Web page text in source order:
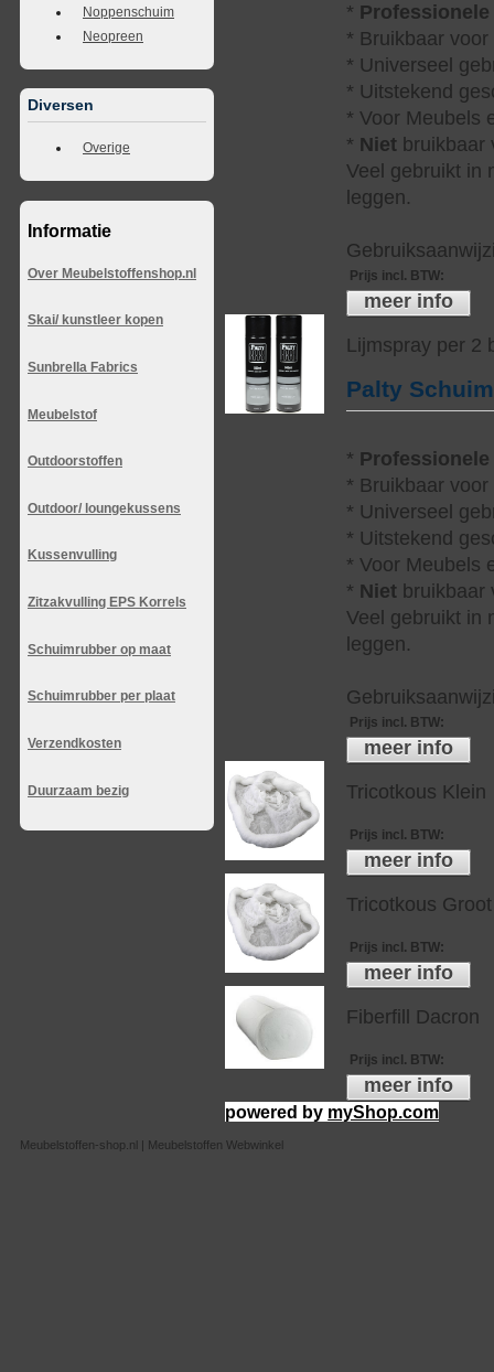
Noppenschuim
Neopreen
Diversen
Overige
Informatie
Over Meubelstoffenshop.nl
Skai/ kunstleer kopen
Sunbrella Fabrics
Meubelstof
Outdoorstoffen
Outdoor/ loungekussens
Kussenvulling
Zitzakvulling EPS Korrels
Schuimrubber op maat
Schuimrubber per plaat
Verzendkosten
Duurzaam bezig
* Professionele
* Bruikbaar
* Universeel
* Uitstekend
* Voor Meubels
* Niet bruikbaar
Veel gebruikt in
leggen.
Prijs incl. BTW:
meer info
Lijmspray per 2
Palty
* Professionele
* Bruikbaar
* Universeel
* Uitstekend
* Voor Meubels
* Niet bruikbaar
Veel gebruikt in
leggen.
Prijs incl. BTW:
meer info
Tricotkous Klein
Prijs incl. BTW:
meer info
Tricotkous Groot
Prijs incl. BTW:
meer info
Fiberfill Dacron
Prijs incl. BTW:
meer info
powered by myShop.com
Meubelstoffen-shop.nl | Meubelstoffen Webwinkel